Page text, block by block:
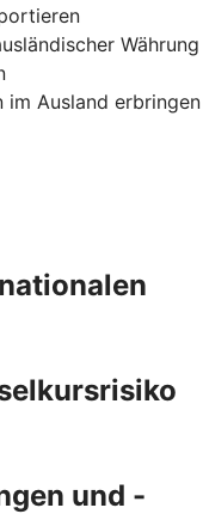
Währung
im Ausland erbringen
und -